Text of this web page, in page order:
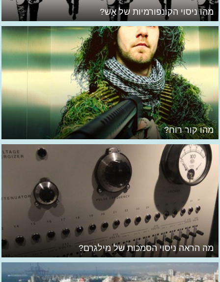
מהו ניסוי הקונפורמיות של אָש?
מהו קור רוח?
מה הראה ניסוי הסמכות של מילגרם?